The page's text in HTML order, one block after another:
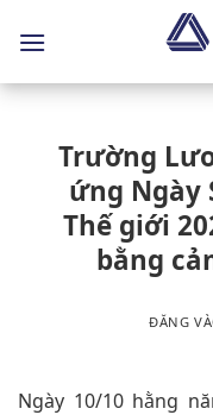
qua
Trường
ứng Ngày
Thế giới
bằng
ĐĂNG
Ngày 10/10 hằng